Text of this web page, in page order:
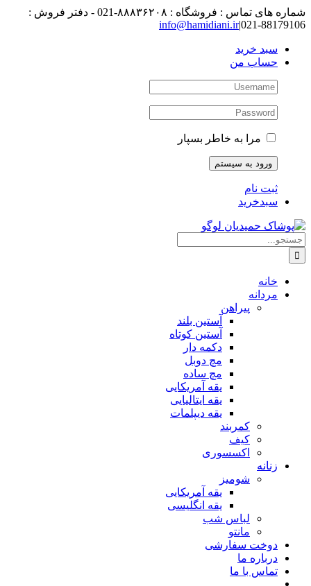
رفتن
به
شماره های تماس : فروشگاه : ۸۸۸۳۶۲۰۸-021 - دفتر فروش :
88179106-021
|
info@hamidiani.ir
سبد خرید
حساب من
مرا به خاطر بسپار
ثبت نام
سبدخرید
جستجو
برای:
خانه
مردانه
پیراهن
آستین بلند
آستین کوتاه
دکمه دار
مچ دوبل
مچ ساده
یقه آمریکایی
یقه ایتالیایی
یقه دیپلمات
کمربند
کیف
اکسسوری
زنانه
شومیز
یقه آمریکایی
یقه انگلیسی
لباس شب
مانتو
دوخت سفارشی
درباره ما
تماس با ما